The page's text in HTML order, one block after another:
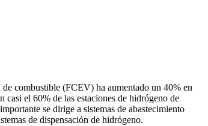
combustible (FCEV) ha aumentado un 40% en
el 60% de las estaciones de hidrógeno de
se dirige a sistemas de abastecimiento
de dispensación de hidrógeno.